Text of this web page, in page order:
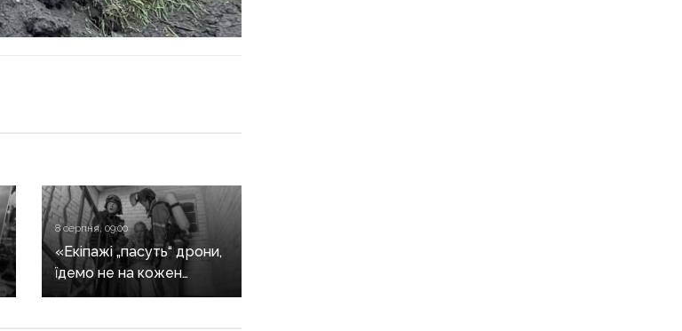
8 серпня, 09:00
«Екіпажі „пасуть“ дрони,
їдемо не на кожен
виклик»: куди ДСНС